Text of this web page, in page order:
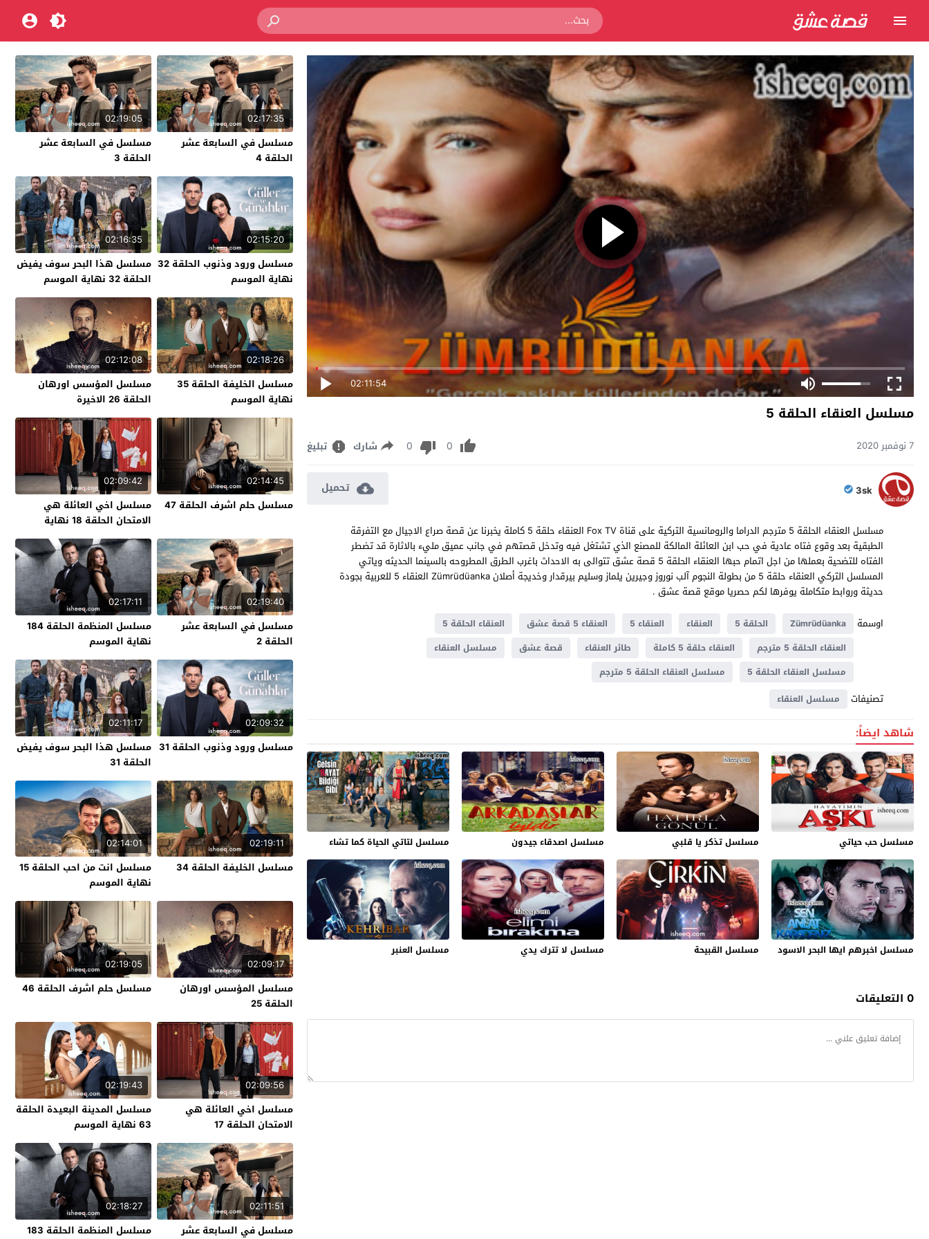
02:11:54
مسلسل العنقاء الحلقة 5
7 نوفمبر 2020 0
0 شارك تبليغ
3sk تحميل
مسلسل العنقاء الحلقة 5 مترجم الدراما والرومانسية التركية على قناة Fox TV العنقاء حلقة 5 كاملة يخبرنا عن قصة صراع الاجيال مع التفرقة
الطبقية بعد وقوع فتاه عادية في حب ابن العائلة المالكة للمصنع الذي تشتغل فيه وتدخل قصتهم في جانب عميق مليء بالاثارة قد تضطر
الفتاه للتضحية بعملها من اجل اتمام حبها العنقاء الحلقة 5 قصة عشق تتوالى به الاحداث باغرب الطرق المطروحه بالسينما الحديثه وياتي
المسلسل التركي العنقاء حلقة 5 من بطولة النجوم آلب نوروز وجيرين يلماز وسليم بيرقدار وخديجة أصلان Zümrüdüanka العنقاء 5 للعربية بجودة
حديثة وروابط متكاملة يوفرها لكم حصريا موقع قصة عشق .
اوسمة
Zümrüdüanka الحلقة 5 العنقاء العنقاء 5 العنقاء 5 قصة عشق
العنقاء الحلقة 5
العنقاء الحلقة 5 مترجم
العنقاء حلقة 5 كاملة طائر العنقاء قصة عشق
مسلسل العنقاء
مسلسل العنقاء الحلقة 5
مسلسل العنقاء الحلقة 5 مترجم
تصنيفات مسلسل العنقاء
شاهد ايضاً:
مسلسل حب حياتي مسلسل تذكر يا قلبي مسلسل اصدقاء جيدون مسلسل لتاتي الحياة كما تشاء
مسلسل اخبرهم ايها البحر الاسود مسلسل القبيحة مسلسل لا تترك يدي مسلسل العنبر
0 التعليقات
02:17:35
مسلسل في السابعة عشر
الحلقة 4
02:19:05
مسلسل في السابعة عشر
الحلقة 3
02:15:20
مسلسل ورود وذنوب الحلقة 32
نهاية الموسم
02:16:35
مسلسل هذا البحر سوف يفيض
الحلقة 32 نهاية الموسم
02:18:26
مسلسل الخليفة الحلقة 35
نهاية الموسم
02:12:08
مسلسل المؤسس اورهان
الحلقة 26 الاخيرة
02:14:45
مسلسل حلم اشرف الحلقة 47
02:09:42
مسلسل اخي العائلة هي
الامتحان الحلقة 18 نهاية
الموسم
02:19:40
مسلسل في السابعة عشر
الحلقة 2
02:17:11
مسلسل المنظمة الحلقة 184
نهاية الموسم
02:09:32
مسلسل ورود وذنوب الحلقة 31
02:11:17
مسلسل هذا البحر سوف يفيض
الحلقة 31
02:19:11
مسلسل الخليفة الحلقة 34
02:14:01
مسلسل انت من احب الحلقة 15
نهاية الموسم
02:09:17
مسلسل المؤسس اورهان
الحلقة 25
02:19:05
مسلسل حلم اشرف الحلقة 46
02:09:56
مسلسل اخي العائلة هي
الامتحان الحلقة 17
02:19:43
مسلسل المدينة البعيدة الحلقة
63 نهاية الموسم
02:11:51
مسلسل في السابعة عشر
02:18:27
مسلسل المنظمة الحلقة 183